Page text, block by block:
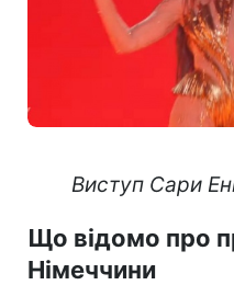
Виступ Сари
Що відомо про
Німеччини